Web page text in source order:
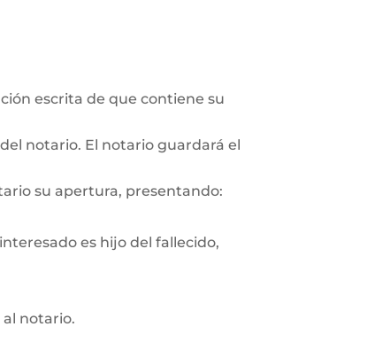
escrita de que contiene su
notario. El notario guardará el
su apertura, presentando:
es hijo del fallecido,
notario.